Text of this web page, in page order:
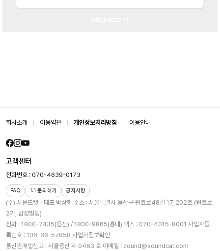
회사소개 이용약관 개인정보처리방침 이용안내
(주) 사운드캣ㆍ대표 박상화 주소 : 서울특별시 용산구 원효로48길 17, 202호 (원효로
2가, 삼성빌딩)
전화 : 1800-7435(용산) / 1800-9865(홍대) 팩스 : 070-4015-8001 사업자등
록번호 : 106-86-57858 사업자정보확인
통신판매업신고 : 서울용산 제 0463 호 이메일 : zound@soundcat.com
고객센터
전화번호 : 070-4639-0173
FAQ 1:1 문의하기 공지사항